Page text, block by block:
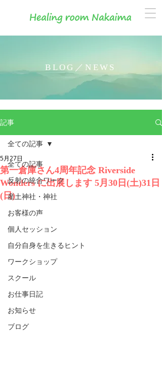
BLOG／NEWS
記事
全ての記事
反射の統合ワーク
産土神社・神社
お客様の声
個人セッション
自分自身を生きるヒント
ワークショップ
スクール
お仕事日記
お知らせ
ブログ
全ての記事
第一倉庫さん4周年記念 Riverside
Wonders に出展します 5月30日(土)31日
(日)
5月27日